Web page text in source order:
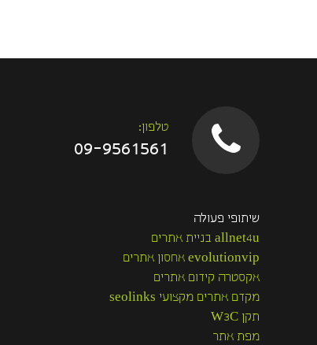
טלפון:
09-9561561
שיתופי פעולה
allnet4u בניית אתרים
evolutionvip אחסון אתרים
אקסטרה קידום אתרים
מקדם אתרים מקצועי seolinks
תקן W3C
מפת אתר